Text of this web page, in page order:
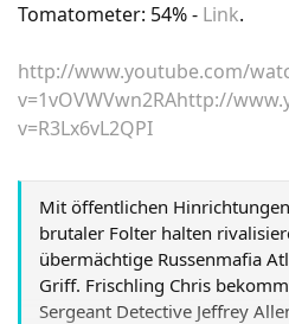
Tomatometer: 54% - Link.
http://www.youtube.com/
v=1vOVWVwn2RAhttp://
v=R3Lx6vL2QPI
Mit öffentlichen
brutaler Folter halten
übermächtige Russenmafia
Griff. Frischling Chris
Sergeant Detective Jeffrey